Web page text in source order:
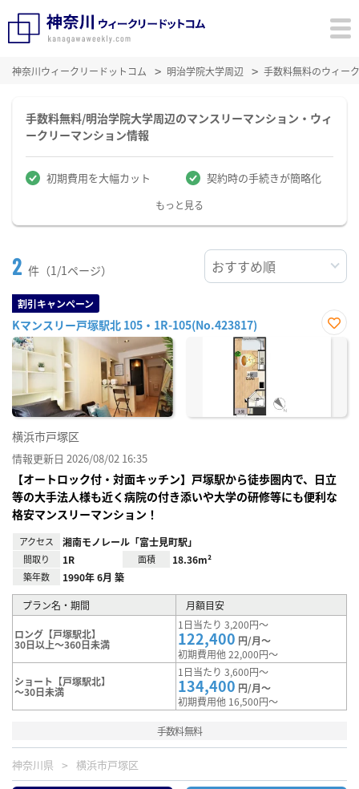
神奈川ウィークリードットコム 明治学院大学周辺 手数料無料のウィー
手数料無料/明治学院大学周辺のマンスリーマンション・ウィ
ークリーマンション情報
初期費用を大幅カット 契約時の手続きが簡略化
もっと見る
2 件（1/1ページ）
割引キャンペーン
Kマンスリー戸塚駅北 105・1R-105(No.423817)
お気
横浜市戸塚区
情報更新日 2026/08/02 16:35
【オートロック付・対面キッチン】戸塚駅から徒歩圏内で、日立
等の大手法人様も近く病院の付き添いや大学の研修等にも便利な
格安マンスリーマンション！
アクセス 湘南モノレール「富士見町駅」
間取り 1R 面積 18.36m²
築年数 1990年 6月 築
プラン名・期間 月額目安
ロング【戸塚駅北】
30日以上～360日未満
1日当たり 3,200円～
122,400 円/月～
初期費用他 22,000円～
ショート【戸塚駅北】
～30日未満
1日当たり 3,600円～
134,400 円/月～
初期費用他 16,500円～
手数料無料
神奈川県 横浜市戸塚区